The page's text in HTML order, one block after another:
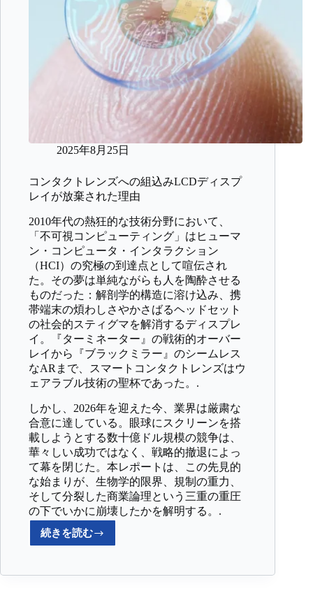
2025年8月25日
コンタクトレンズへの組込みLCDディスプ
レイが放棄された理由
2010年代の熱狂的な技術分野において、
「不可視コンピューティング」はヒューマ
ン・コンピュータ・インタラクション
（HCI）の究極の到達点として喧伝され
た。その夢は単純ながらも人を陶酔させる
ものだった：解剖学的構造に溶け込み、携
帯端末の煩わしさやかさばるヘッドセット
の社会的スティグマを解消するディスプレ
イ。『ターミネーター』の戦術的オーバー
レイから『ブラックミラー』のシームレス
なARまで、スマートコンタクトレンズはウ
ェアラブル技術の聖杯であった。.
しかし、2026年を迎えた今、業界は厳粛な
合意に達している。眼球にスクリーンを搭
載しようとする数十億ドル規模の競争は、
華々しい成功ではなく、戦略的撤退によっ
て幕を閉じた。本レポートは、この先見的
な始まりが、生物学的限界、規制の重力、
そして分裂した商業論理という三重の重圧
の下でいかに崩壊したかを解明する。.
続きを読む